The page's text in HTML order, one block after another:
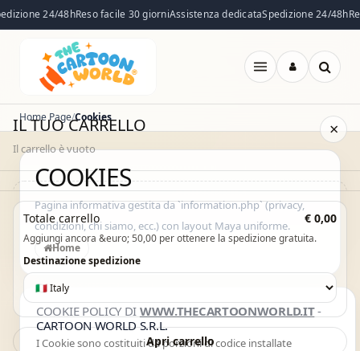
24/48hReso facile 30 giorniAssistenza dedicataSpedizione 24/48h
Apri
IL TUO CARRELLO
Il carrello è vuoto
×
Il carrello è vuoto. Esplora il catalogo e aggiungi i prodotti che
desideri.
Vai al catalogo
Totale carrello € 0,00
Aggiungi ancora &euro; 50,00 per ottenere la spedizione gratuita.
Destinazione spedizione
Apri carrello
Home Page Cookies
COOKIES
Pagina informativa gestita da `information.php` (privacy,
condizioni, chi siamo, ecc.) con layout Maya uniforme.
Home
COOKIE POLICY DI WWW.THECARTOONWORLD.IT-
CARTOON WORLD S.R.L.
I Cookie sono costituiti da porzioni di codice installate